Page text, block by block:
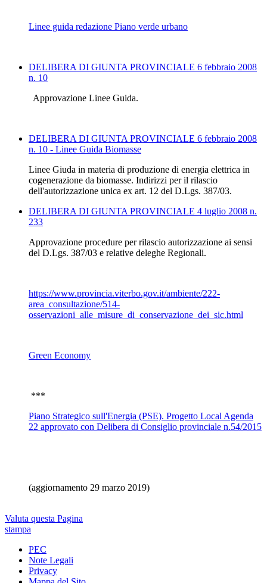
Linee guida redazione Piano verde urbano
DELIBERA DI GIUNTA PROVINCIALE 6 febbraio 2008
n. 10
Approvazione Linee Guida.
DELIBERA DI GIUNTA PROVINCIALE 6 febbraio 2008
n. 10 - Linee Guida Biomasse
Linee Giuda in materia di produzione di energia elettrica in
cogenerazione da biomasse. Indirizzi per il rilascio
dell'autorizzazione unica ex art. 12 del D.Lgs. 387/03.
DELIBERA DI GIUNTA PROVINCIALE 4 luglio 2008 n.
233
Approvazione procedure per rilascio autorizzazione ai sensi
del D.Lgs. 387/03 e relative deleghe Regionali.
https://www.provincia.viterbo.gov.it/ambiente/222-
area_consultazione/514-
osservazioni_alle_misure_di_conservazione_dei_sic.html
Green Economy
***
Piano Strategico sull'Energia (PSE). Progetto Local Agenda
22 approvato con Delibera di Consiglio provinciale n.54/2015
(aggiornamento 29 marzo 2019)
Valuta questa Pagina
stampa
PEC
Note Legali
Privacy